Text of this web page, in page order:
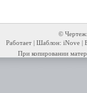
©
Работает | Шаблон: iNove |
При копировании